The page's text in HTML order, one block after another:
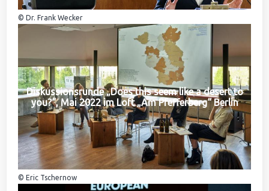
© Dr. Frank Wecker
Diskussionsrunde „Does this seem like a desert to
you?“, Mai 2022 im Loft „Am Pfefferberg“ Berlin
© Eric Tschernow